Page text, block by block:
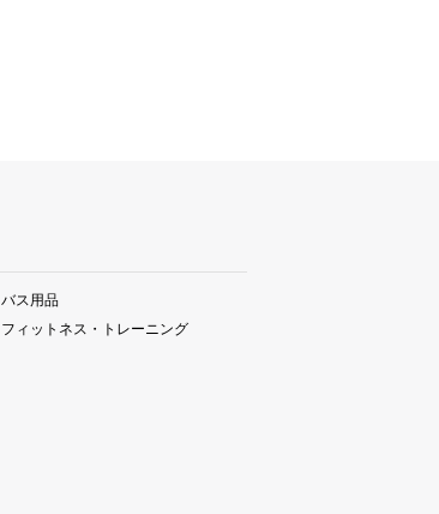
バス用品
フィットネス・トレーニング